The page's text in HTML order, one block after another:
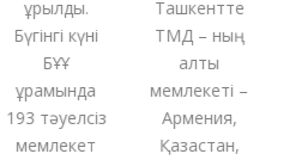
құрылды.
Бүгінгі күні
БҰҰ
құрамында
193 тәуелсіз
мемлекет
Ташкентте
ТМД – ның
алты
мемлекеті –
Армения,
Қазақстан,